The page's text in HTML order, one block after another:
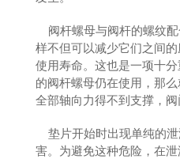
阀杆螺母与阀杆的螺纹
样不但可以减少它们之间
使用寿命。这也是一项十
的阀杆螺母仍在使用，那
全部轴向力得不到支撑，阀
垫片开始时出现单纯的
害。为避免这种危险，在